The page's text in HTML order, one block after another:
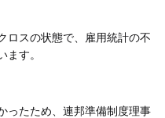
ロスの状態で、雇用統計の不
す。
ったため、連邦準備制度理事